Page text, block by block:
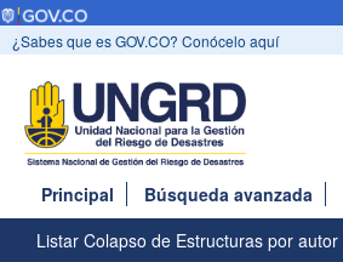
¿Sabes que es GOV.CO? Conócelo aquí
Principal Búsqueda avanzada
Listar Colapso de Estructuras por autor